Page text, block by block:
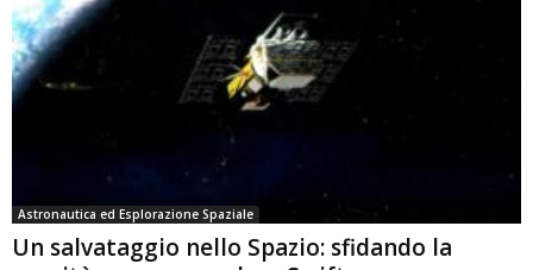
Astronautica ed Esplorazione Spaziale
Un salvataggio nello Spazio: sfidando la